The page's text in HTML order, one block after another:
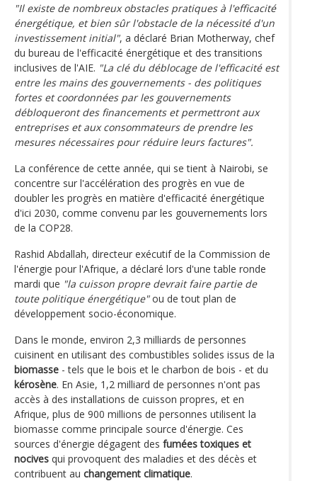
"Il existe de nombreux obstacles pratiques à l'efficacité
énergétique, et bien sûr l'obstacle de la nécessité d'un
investissement initial", a déclaré Brian Motherway, chef
du bureau de l'efficacité énergétique et des transitions
inclusives de l'AIE. "La clé du déblocage de l'efficacité est
entre les mains des gouvernements - des politiques
fortes et coordonnées par les gouvernements
débloqueront des financements et permettront aux
entreprises et aux consommateurs de prendre les
mesures nécessaires pour réduire leurs factures".
La conférence de cette année, qui se tient à Nairobi, se
concentre sur l'accélération des progrès en vue de
doubler les progrès en matière d'efficacité énergétique
d'ici 2030, comme convenu par les gouvernements lors
de la COP28.
Rashid Abdallah, directeur exécutif de la Commission de
l'énergie pour l'Afrique, a déclaré lors d'une table ronde
mardi que "la cuisson propre devrait faire partie de
toute politique énergétique"ou de tout plan de
développement socio-économique.
Dans le monde, environ 2,3 milliards de personnes
cuisinent en utilisant des combustibles solides issus de la
biomasse - tels que le bois et le charbon de bois - et du
kérosène. En Asie, 1,2 milliard de personnes n'ont pas
accès à des installations de cuisson propres, et en
Afrique, plus de 900 millions de personnes utilisent la
biomasse comme principale source d'énergie. Ces
sources d'énergie dégagent des fumées toxiques et
nocives qui provoquent des maladies et des décès et
contribuent au changement climatique.